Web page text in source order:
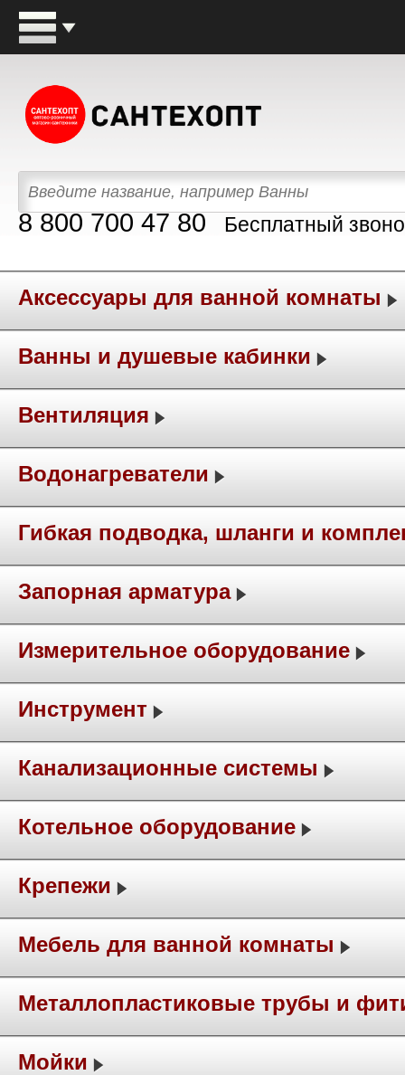
8 800 700 47 80 Бесплатный
Аксессуары для ванной комнаты
Ванны и душевые кабинки
Вентиляция
Водонагреватели
Гибкая подводка, шланги и
Запорная арматура
Измерительное оборудование
Инструмент
Канализационные системы
Котельное оборудование
Крепежи
Мебель для ванной комнаты
Металлопластиковые трубы и
Мойки